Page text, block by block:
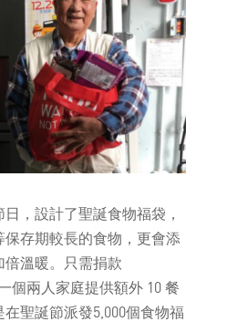
，設計了聖誕食物福袋，
存期較長的食物，更會添
溫暖。只需捐款
個兩人家庭提供額外 10 餐
聖誕節派發5,000個食物福